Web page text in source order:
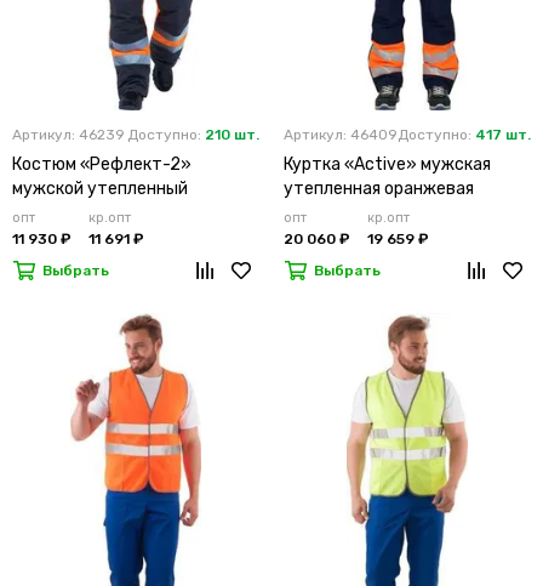
Артикул: 46239 Доступно: 210 шт.
Костюм «Рефлект-2»
мужской утепленный
оранжевый с п/к
опт
11 930 ₽
кр.опт
11 691 ₽
Выбрать
Артикул: 46409Доступно: 417 шт.
Куртка «Active» мужская
утепленная оранжевая
опт
20 060 ₽
кр.опт
19 659 ₽
Выбрать